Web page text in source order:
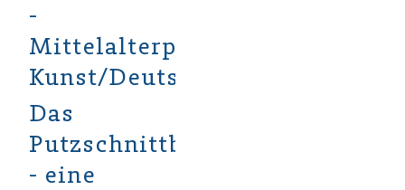
-
Mittelalterprojekt
Kunst/Deutsch
Das
Putzschnittbilderprojekt
- eine